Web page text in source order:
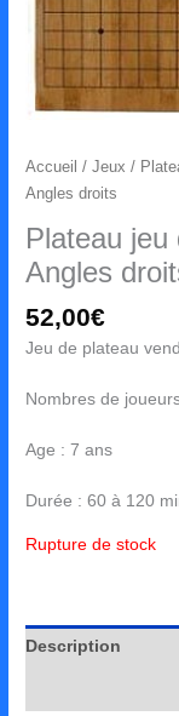
Accueil /Jeux /
Angles droits
Plateau
Angles
52,00€
Jeu de plateau
Nombres de
Age : 7 ans
Durée : 60 à 120
Rupture de stock
Description